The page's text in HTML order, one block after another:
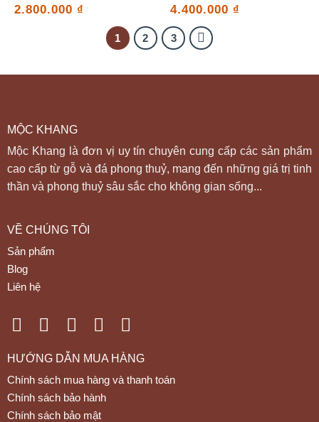
2.800.000 ₫ 4.400.000 ₫
1 2 3
MỘC KHANG
Mộc Khang là đơn vị uy tín chuyên cung cấp các sản phẩm
cao cấp từ gỗ và đá phong thuỷ, mang đến những giá trị tinh
thần và phong thuỷ sâu sắc cho không gian sống...
VỀ CHÚNG TÔI
Sản phẩm
Blog
Liên hệ
HƯỚNG DẪN MUA HÀNG
Chính sách mua hàng và thanh toán
Chính sách bảo hành
Chính sách bảo mật